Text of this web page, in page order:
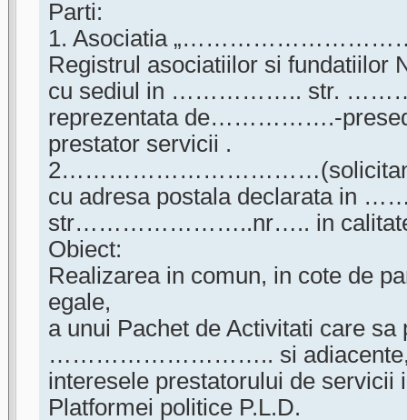
Parti:
1. Asociatia
Registrul asociatiilor si
cu sediul in …………….. str.
reprezentata de…………….-
prestator servicii .
cu adresa postala declarata
str…………………..nr….. in calitate
Obiect:
Realizarea in comun, in cote de
egale,
a unui Pachet de Activitati care sa
……………………….. si
interesele prestatorului de servicii
Platformei politice P.L.D.